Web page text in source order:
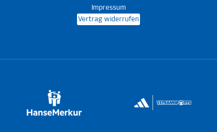
Impressum
Vertrag widerrufen